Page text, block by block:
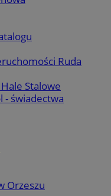
Ruda
Stalowe
świadectwa
Orzeszu